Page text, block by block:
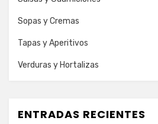
Sopas y Cremas
Tapas y Aperitivos
Verduras y Hortalizas
ENTRADAS RECIENTES